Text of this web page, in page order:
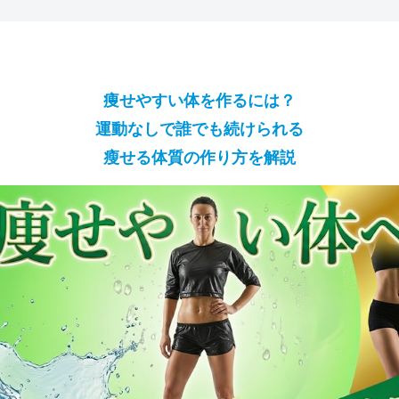
痩せやすい体を作るには？
運動なしで誰でも続けられる
瘦せる体質の作り方を解説